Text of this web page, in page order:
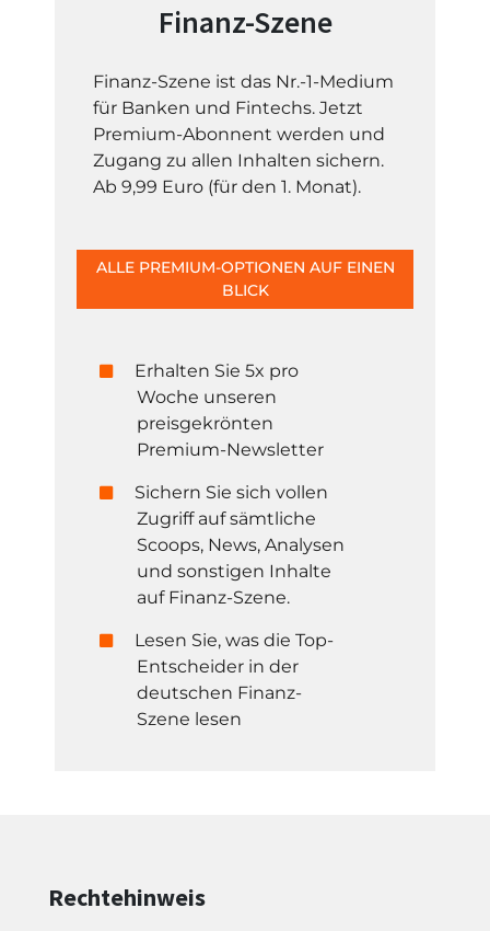
Finanz-Szene
Finanz-Szene ist das Nr.-1-Medium
für Banken und Fintechs. Jetzt
Premium-Abonnent werden und
Zugang zu allen Inhalten sichern.
Ab 9,99 Euro (für den 1. Monat).
ALLE PREMIUM-OPTIONEN AUF EINEN
BLICK
Erhalten Sie 5x pro
Woche unseren
preisgekrönten
Premium-Newsletter
Sichern Sie sich vollen
Zugriff auf sämtliche
Scoops, News, Analysen
und sonstigen Inhalte
auf Finanz-Szene.
Lesen Sie, was die Top-
Entscheider in der
deutschen Finanz-
Szene lesen
Rechtehinweis